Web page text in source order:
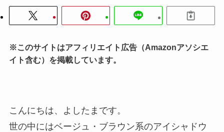
※このサイトはアフィリエイト広告（Amazonアソシエ
イト含む）を掲載しています。
こんにちは、よしたまです。
世の中にはベージュ・ブラウン系のアイシャドウ